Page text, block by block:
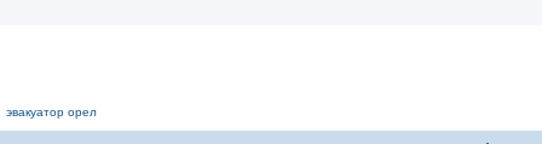
эвакуатор орел